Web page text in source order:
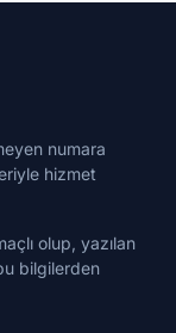
numara
hizmet
olup, yazılan
bilgilerden